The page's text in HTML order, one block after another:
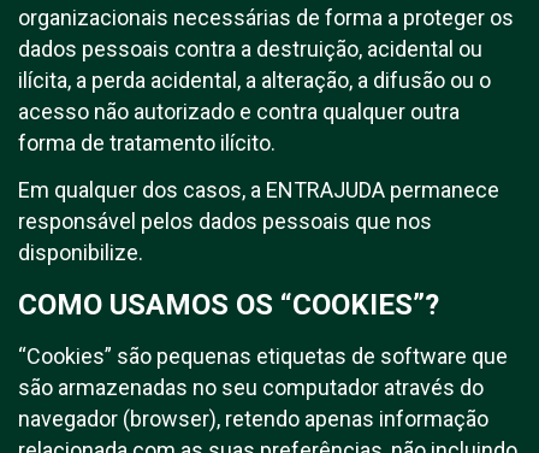
organizacionais necessárias de forma a proteger os
dados pessoais contra a destruição, acidental ou
ilícita, a perda acidental, a alteração, a difusão ou o
acesso não autorizado e contra qualquer outra
forma de tratamento ilícito.
Em qualquer dos casos, a ENTRAJUDA permanece
responsável pelos dados pessoais que nos
disponibilize.
COMO USAMOS OS “COOKIES”?
“Cookies” são pequenas etiquetas de software que
são armazenadas no seu computador através do
navegador (browser), retendo apenas informação